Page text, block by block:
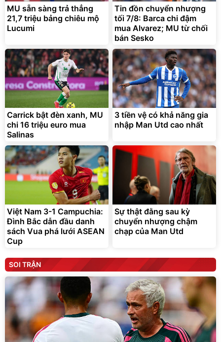
MU sẵn sàng trả thẳng
21,7 triệu bảng chiêu mộ
Lucumi
Tin đồn chuyển nhượng
tối 7/8: Barca chi đậm
mua Alvarez; MU từ chối
bán Sesko
Carrick bật đèn xanh, MU
chi 16 triệu euro mua
Salinas
3 tiền vệ có khả năng gia
nhập Man Utd cao nhất
Việt Nam 3-1 Campuchia:
Đình Bắc dẫn đầu danh
sách Vua phá lưới ASEAN
Cup
Sự thật đằng sau kỳ
chuyển nhượng chậm
chạp của Man Utd
SOI TRẬN